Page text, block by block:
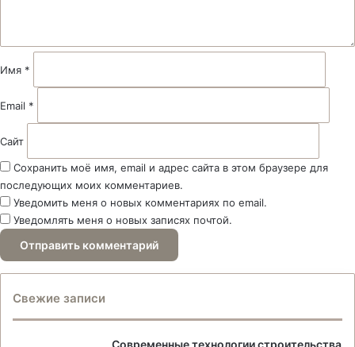
и
й
Имя *
Email *
Сайт
Сохранить моё имя, email и адрес сайта в этом браузере для
последующих моих комментариев.
Уведомить меня о новых комментариях по email.
Уведомлять меня о новых записях почтой.
Свежие записи
Современные технологии строительства